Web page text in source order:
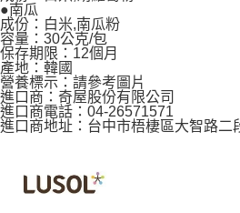
結帳頁面，進行簡訊認證並確認金額後，即可
２．訂單成立數日內，您將收到繳費通知簡訊
３．收到繳費通知簡訊後14天內，點擊此簡
ATM／網路銀行／等多元方式進行付款，方視
※ 請注意：結帳手續完成當下不需立刻繳費
購買商品的店家。未經商家同意取消之訂單
後付繳納相關費用。
※ 交易是否成功請以「AFTEE先享後付 」之
【注意事項】
１．透過由恩沛科技股份有限公司提供之「
付款後全家取貨
每筆NT$60，滿NT$590(含以上)免運費
7-11取貨付款
每筆NT$60，滿NT$590(含以上)免運費
付款後7-11取貨
●南瓜
成份：白米,南瓜粉
容量：30公克/包
保存期限：12個月
產地：韓國
營養標示：請參考圖片
進口商：奇屋股份有限公司
進口商電話：04-26571571
進口商地址：台中市梧棲區大智路二